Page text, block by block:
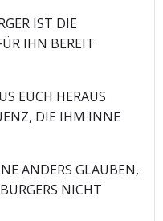
IST DIE
IHN BEREIT
EUCH HERAUS
DIE IHM INNE
ANDERS GLAUBEN,
NICHT